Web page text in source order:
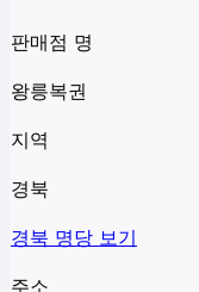
판매점 명
왕릉복권
지역
경북
경북 명당 보기
주소